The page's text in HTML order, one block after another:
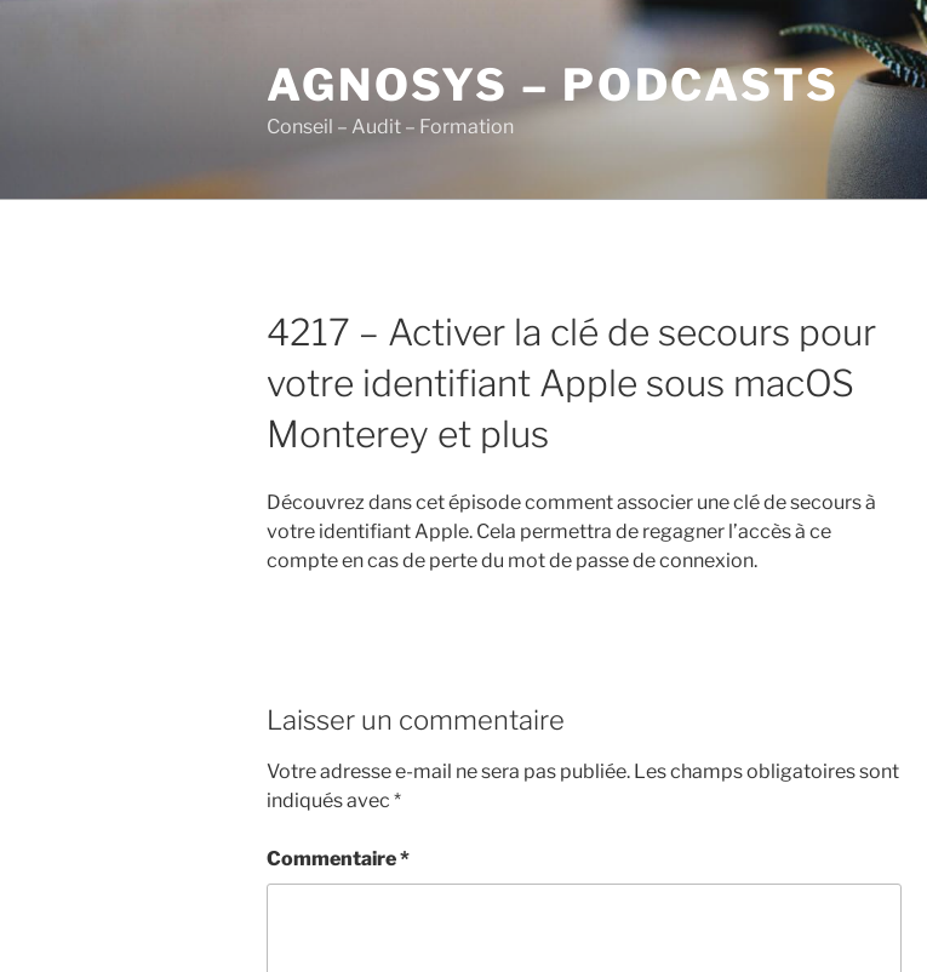
AGNOSYS – PODCASTS
Conseil – Audit – Formation
4217 – Activer la clé de secours pour
votre identifiant Apple sous macOS
Monterey et plus
Découvrez dans cet épisode comment associer une clé de secours à
votre identifiant Apple. Cela permettra de regagner l’accès à ce
compte en cas de perte du mot de passe de connexion.
Laisser un commentaire
Votre adresse e-mail ne sera pas publiée. Les champs obligatoires sont
indiqués avec *
Commentaire*